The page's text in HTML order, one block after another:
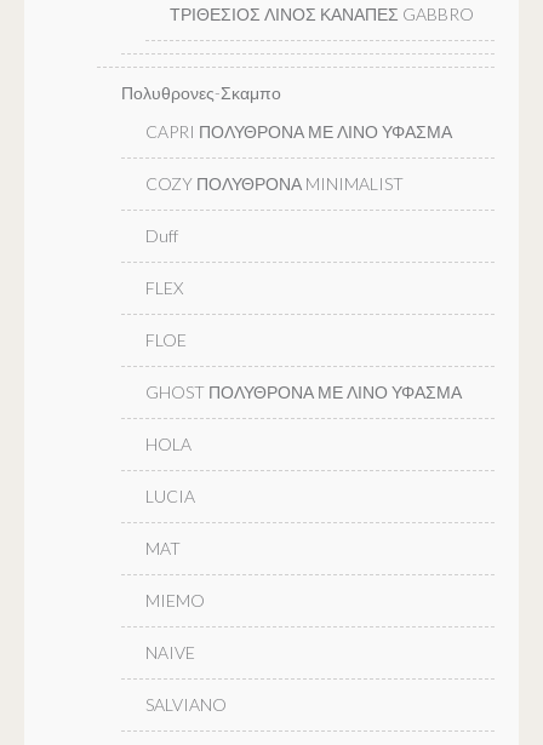
ΤΡΙΘΕΣΙΟΣ ΛΙΝΟΣ ΚΑΝΑΠΕΣ GABBRO
Πολυθρονες-Σκαμπο
CAPRI ΠΟΛΥΘΡΟΝΑ ΜΕ ΛΙΝΟ ΥΦΑΣΜΑ
COZY ΠΟΛΥΘΡΟΝΑ MINIMALIST
Duff
FLEX
FLOE
GHOST ΠΟΛΥΘΡΟΝΑ ΜΕ ΛΙΝΟ ΥΦΑΣΜΑ
HOLA
LUCIA
MAT
MIEMO
NAIVE
SALVIANO